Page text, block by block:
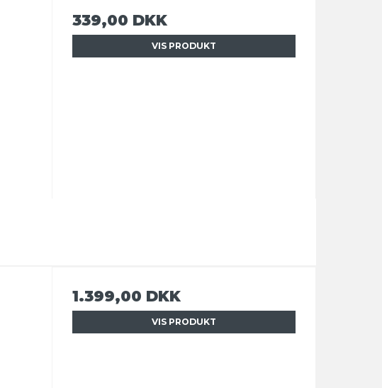
339,00 DKK
VIS PRODUKT
1.399,00 DKK
VIS PRODUKT